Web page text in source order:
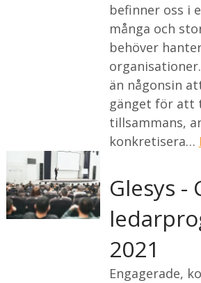
befinner oss i
många och
behöver
än någonsin
gänget för att
tillsammans,
konkretisera…
Glesys -
2021
Engagerade,